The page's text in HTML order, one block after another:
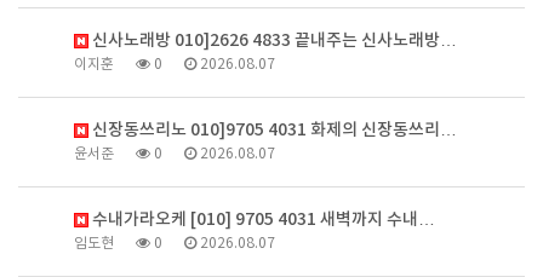
신사노래방 010]2626 4833 끝내주는 신사노래방…
이지훈 0 2026.08.07
신장동쓰리노 010]9705 4031 화제의 신장동쓰리…
윤서준 0 2026.08.07
수내가라오케 [010] 9705 4031 새벽까지 수내…
임도현 0 2026.08.07